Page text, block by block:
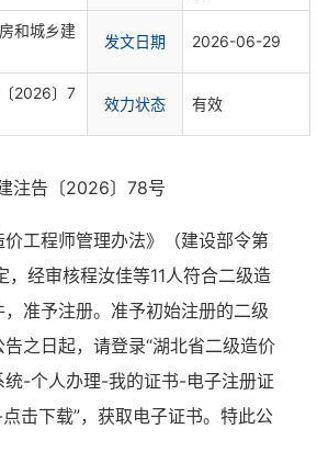
和城乡建
发文日期 2026-06-29
2026〕7
效力状态 有效
注告〔2026〕78号
工程师管理办法》（建设部令第
，经审核程汝佳等11人符合二级造
准予注册。准予初始注册的二级
之日起，请登录“湖北省二级造价
统-个人办理-我的证书-电子注册证
击下载”，获取电子证书。特此公